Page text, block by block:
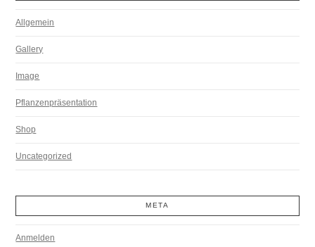
Allgemein
Gallery
Image
Pflanzenpräsentation
Shop
Uncategorized
META
Anmelden